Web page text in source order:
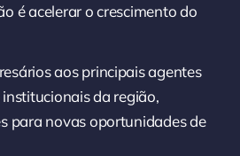
é acelerar o crescimento do
aos principais agentes
da região,
para novas oportunidades de